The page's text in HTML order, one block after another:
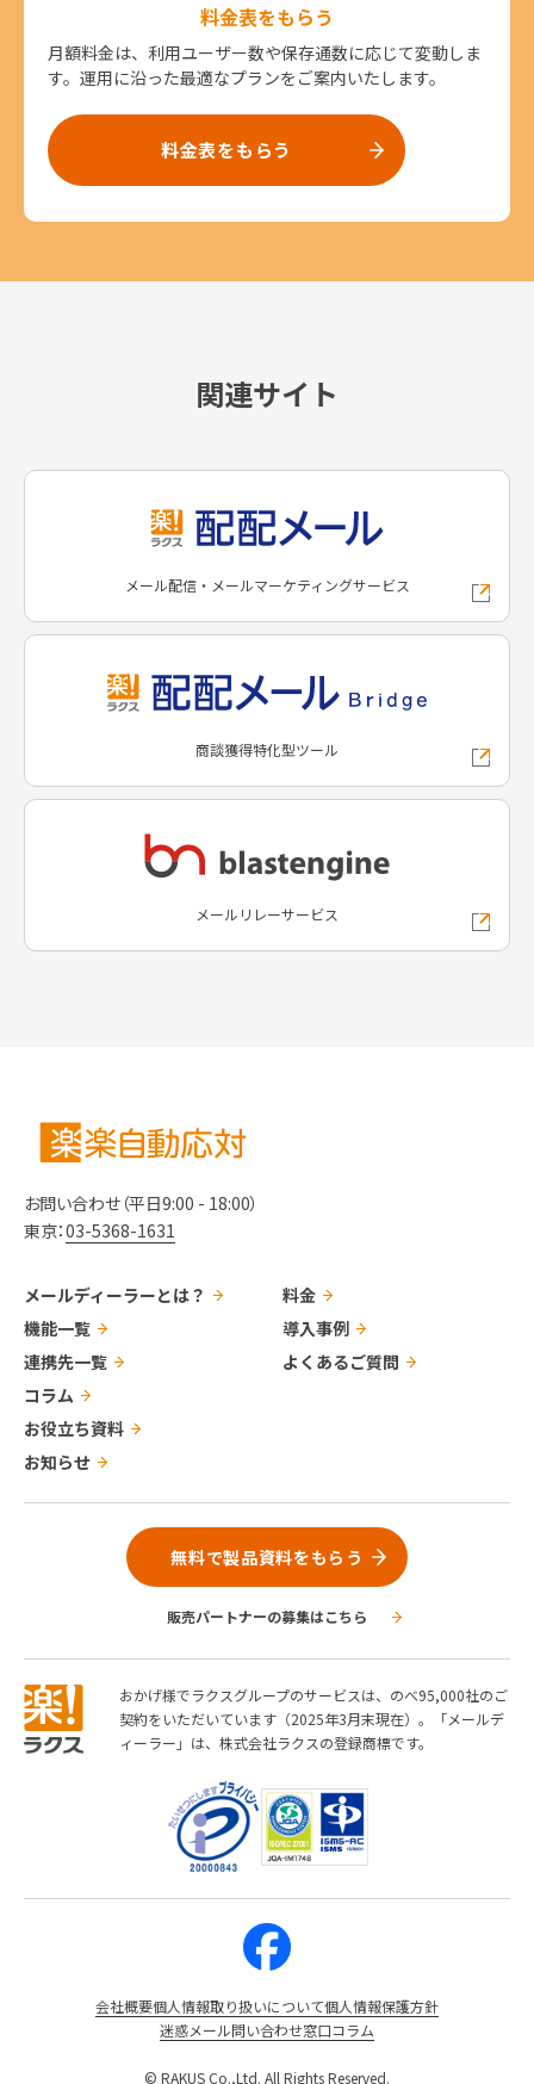
料金表をもらう
月額料金は、利用ユーザー数や保存通数に応じて変動しま
す。運用に沿った最適なプランをご案内いたします。
料金表をもらう
関連サイト
メール配信・メールマーケティングサービス
商談獲得特化型ツール
メールリレーサービス
お問い合わせ（平日9:00 - 18:00）
東京：03-5368-1631
メールディーラーとは？
機能一覧
連携先一覧
料金
導入事例
よくあるご質問
コラム
お役立ち資料
お知らせ
無料で製品資料をもらう
販売パートナーの募集はこちら
おかげ様でラクスグループのサービスは、のべ95,000社のご
契約をいただいています（2025年3月末現在）。「メールデ
ィーラー」は、株式会社ラクスの登録商標です。
会社概要個人情報取り扱いについて個人情報保護方針
迷惑メール問い合わせ窓口コラム
© RAKUS Co.,Ltd. All Rights Reserved.